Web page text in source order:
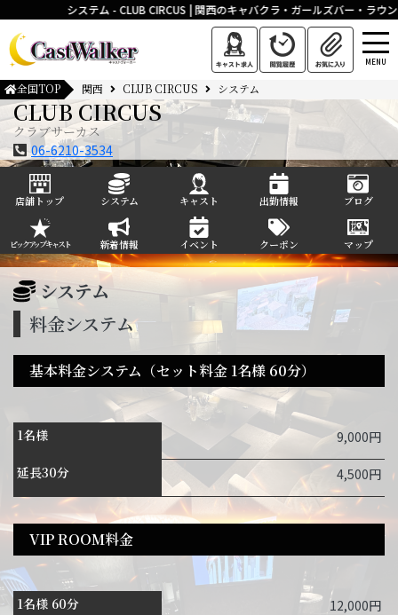
システム - CLUB CIRCUS | 関西のキャバクラ・ガールズバー・ラウ
MENU
全国TOP 関西 CLUB CIRCUS システム
CLUB CIRCUS
クラブサーカス
06-6210-3534
店舗トップ システム キャスト 出勤情報 ブログ
ピックアップキャスト
新着情報 イベント クーポン マップ
システム
料金システム
基本料金システム（セット料金 1名様 60分）
1名様
9,000円
延長30分
4,500円
VIP ROOM料金
1名様 60分
12,000円